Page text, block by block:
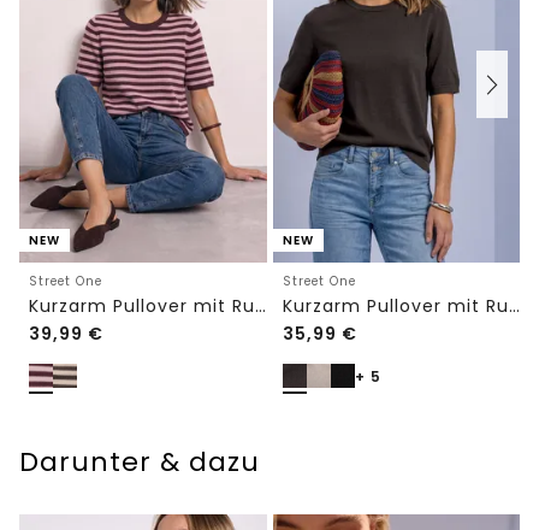
NEW
Street One
Kurzarm Pullover mit Rundhals und Streifen
39,99 €
NEW
Street One
Kurzarm Pullover mit Rundhals in Unifarbe
35,99 €
+ 5
Darunter & dazu